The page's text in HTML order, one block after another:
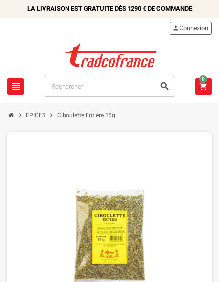
LA LIVRAISON EST GRATUITE DÈS 1290 €DE COMMANDE
 
Connexion

0
 EPICES  Ciboulette Entière 15g